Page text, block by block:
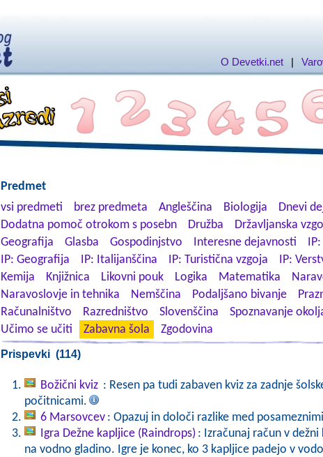
O Devetki.net |
Predmet
vsi predmeti
brez predmeta Angleščina Biologija
Dnevi
Dodatna pomoč otrokom s posebn
Družba Državljanska
Geografija
Glasba Gospodinjstvo Interesne dejavnosti
IP: Geografija
IP: Italijanščina IP: Turistična vzgoja IP:
Kemija
Knjižnica Likovni pouk Logika Matematika
Naravoslovje in tehnika
Nemščina Podaljšano bivanje
Računalništvo
Razredništvo Slovenščina Spoznavanje
Učimo se učiti
Zabavna šola Zgodovina
Prispevki (114)
Božični kviz : Resen pa tudi zabaven kviz za zadnje
počitnicami.
6 Marsovcev : Opazuj in določi razlike med
Igra Dežne kapljice (Raindrops) : Izračunaj račun v
na vodno gladino. Igre je konec, ko 3 kapljice padejo v